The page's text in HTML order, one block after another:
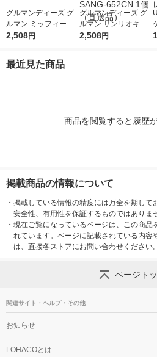
グルマンディーズ グ
ルマン ミッフィー セ
ーフティポーチ MF-6
2,508円
グルマンディーズ グ
ルマン サンリオキャ
ラクターズ セーフテ
2,508円
最近見た商品
商品を閲覧すると履歴
掲載商品の情報について
・ 掲載している情報の精度には万全を期して
安全性、有用性を保証するものではありま
・ 現在ご覧になっているページは、この商品
れています。ページに記載されている内容
は、直接各ストアにお問い合わせください。
ページト
関連サイト・ヘルプ・その他
お知らせ
LOHACOとは